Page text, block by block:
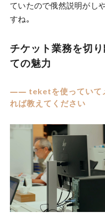
ていたので俄然説明がし
すね｡
チケット業務を切
ての魅力
―― teketを使っていて
れば教えてください